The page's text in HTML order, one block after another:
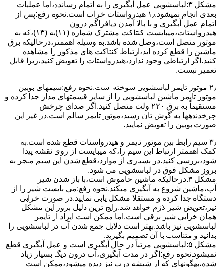
مشکل ۳:لباسشویی ﻋﻤﻞ آﺑﮕﯿﺮی را ﺑﻪ اﺗﻤﺎم رﺳﺎﻧﺪه،اﻣﺎ ﻋﻤﻠﯿﺎت
ﺑﻌﺪی اﻧﺠﺎم نمیشود.۱٫ ﻫﯿﺪرواﺳﺘﺎت ﺧﺮاب اﺳﺖ.نحوه رﻓﻊ:ﭘﺲ از
اﺗﻤﺎم عمل آﺑﮕﯿﺮی و ﺑﺎ ﺑﺎﻻ آﻣﺪن دﯾﺎﻓﺮاﮔﻢ درون
ﻫﯿﺪرواﺳﺘﺎت،میبایست ﮐﻨﺘﺎﮐﺖ ﻣﺸﺘﺮک شماره (۱۱)به (۱۳)،ﮐﻪ ﺑﻪ
ﻣﻮﺗﻮر ﻣﺘﺼﻞ اﺳﺖ،وﺻﻞ ﺷﺪه ﺑﺎﺷﺪ.ﺑه وسیله اهممتر،درحالیکه ﺑﺮق
ﻣﺎﺷﯿﻦ را ﻗﻄﻊ کرده اید،ارﺗﺒﺎط ﮐﻨﺘﺎﮐﺖ ﻫﺎی ﻣﺬﮐﻮر را ﻣﺸﺎﻫﺪه
کنید.اﮔﺮ ارﺗﺒﺎطی وجود ندارد،ﻫﯿﺪرواﺳﺘﺎت را ﺗﻌﻮﯾﺾ ﮐﻨﯿﺪ،زﯾﺮا قابل
ﺗﻌﻤﯿﺮ نیست.
۲٫ ﻣﻮﺗﻮر ﺗﺎﯾﻤﺮ لباسشویی ﺳﻮﺧﺘﻪ اﺳﺖ.نحوه رﻓﻊ:سیمهای ﺑﻮﺑﯿﻦ
ﻣﻮﺗﻮر ﺗﺎﯾﻤﺮ ماشین لباسشویی را از ﺳﺎﯾﺮ قسمتهای ﻣﺪار ﺟﺪا کرده و
مستقیماً ﺑﻪ برق ۲۲۰ وﻟﺖ ﻣﺘﺼﻞ کنید.اﮔﺮ ﺻﺪای ﭼﺮﺧﺶ
چرخدندهها به گوش تان رﺳﯿﺪ،ﻣﻮﺗﻮر ﺗﺎﯾﻤﺮ ﺳﺎﻟﻢ اﺳﺖ.در ﻏﯿﺮ اﯾﻦ
ﺻﻮرت ﺑﻮﺑﯿﻦ را ﺗﻌﻮﯾﺾ ﻧﻤﺎﯾﯿﺪ.
۳٫ ﺳﯿﻢ راﺑﻂ ﺑﯿﻦ ﻣﻮﺗﻮر ﺗﺎﯾﻤﺮ و ﻫﯿﺪرواﺳﺘﺎت ﻗﻄﻊ ﺷﺪه اﺳﺖ.به
کمک اهممتر ارﺗﺒﺎط اﯾﻦ ﺳﯿﻢ را،ﮐﻪ میبایست از روی ﻧﻘﺸﻪ ﭘﯿﺪا
ﺷﻮد،بررسی ﮐﻨﯿﺪ.در ﺑﺴﯿﺎری از موارد،ﻗﻄﻊ ﺷﺪن اﯾﻦ ﺳﯿﻢ ﻣﻨﺠﺮ ﺑﻪ
ﺑﺮوز مشکل ﻓﻮق در لباسشویی می شود.
مشکل ۴:درحالیکه ﻣﺎﺷﯿﻦ ﺧﺎﻣﻮش اﺳﺖ،ﺑﺎ ﺑﺎز ﺷﺪن ﺷﯿﺮ
آب،ﻣﺎﺷﯿﻦ ﺷﺮوع ﺑﻪ آﺑﮕﯿﺮی میکند.نحوه رﻓﻊ:می بایست ﺷﯿﺮ را از
دستگاه جدا کرده و مستقلا مشکل یابی نمایید.در صورت خرابی
نیز،تعویض شیر لازم خواهد شد.رایج ترین دلیل بروز این مشکل
همان خرابی شیر برقی است.اما ممکن است ایراد از تایمر
لباسشویی نیز باشد.بهتر است دلایل جمع شدن آب در لباسشویی را
بدانید و متناسب با آن تصمیم بگیرید.
مشکل ۵:لباسشویی مرتباً در ﺣﺎل آﺑﮕﯿﺮی اﺳﺖ و ﻋﻤﻞ آﺑﮕﯿﺮی ﻗﻄﻊ
نمیشود.نحوه رﻓﻊ:اﮔﺮ در ﻣﺪت آﺑﮕﯿﺮی،آب درون دﯾﮓ ﺑﺴﯿﺎر زﯾﺎد
ﺷﺪه،بهگونهای ﮐﻪ از ﺷﯿﺸﻪ درب ﻧﯿﺰ دﯾﺪه میشود،ممکن است